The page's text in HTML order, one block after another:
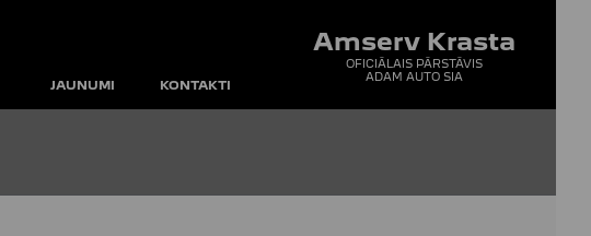
Amserv Krasta
OFICIĀLAIS PĀRSTĀVIS
ADAM AUTO SIA
JAUNUMI KONTAKTI